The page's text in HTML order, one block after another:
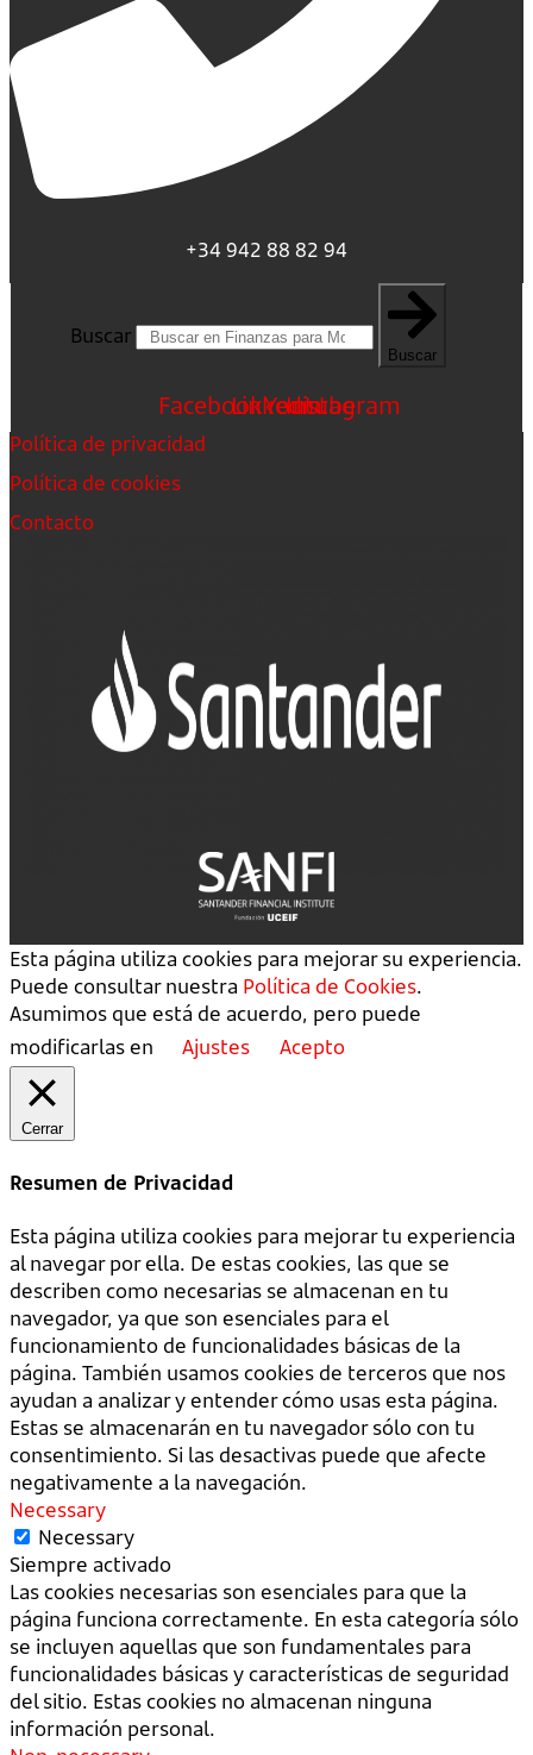
+34 942 88 82 94
Buscar
Buscar
FacebookLinkedin
Youtube
Instagram
Política de privacidad
Política de cookies
Contacto
Esta página utiliza cookies para mejorar su experiencia.
Puede consultar nuestra Política de Cookies.
Asumimos que está de acuerdo, pero puede
modificarlas en
Ajustes Acepto
Cerrar
Resumen de Privacidad
Esta página utiliza cookies para mejorar tu experiencia
al navegar por ella. De estas cookies, las que se
describen como necesarias se almacenan en tu
navegador, ya que son esenciales para el
funcionamiento de funcionalidades básicas de la
página. También usamos cookies de terceros que nos
ayudan a analizar y entender cómo usas esta página.
Estas se almacenarán en tu navegador sólo con tu
consentimiento. Si las desactivas puede que afecte
negativamente a la navegación.
Necessary
Necessary
Siempre activado
Las cookies necesarias son esenciales para que la
página funciona correctamente. En esta categoría sólo
se incluyen aquellas que son fundamentales para
funcionalidades básicas y características de seguridad
del sitio. Estas cookies no almacenan ninguna
información personal.